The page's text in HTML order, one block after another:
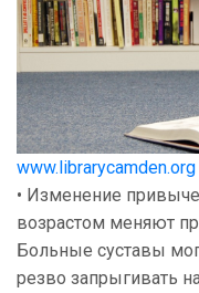
www.librarycamden.org
• Изменение
возрастом меняют
Больные суставы
резво запрыгивать